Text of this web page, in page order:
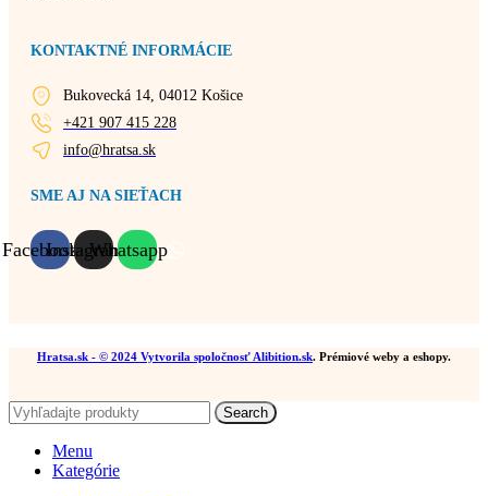
KONTAKTNÉ INFORMÁCIE
Bukovecká 14, 04012 Košice
+421 907 415 228
info@hratsa.sk
SME AJ NA SIEŤACH
FacebookInstagramWhatsapp
Hratsa.sk - © 2024 Vytvorila spoločnosť Alibition.sk. Prémiové weby a eshopy.
Search
Menu
Kategórie